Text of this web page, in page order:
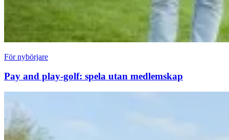
För nybörjare
Pay and play-golf: spela utan medlemskap